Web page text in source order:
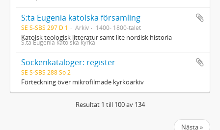
S:ta Eugenia katolska församling
SE S-SBS 297 D 1 Arkiv 1400- 1800-talet
Katolsk teologisk litteratur samt lite nordisk historia
S:ta Eugenia katolska kyrka
Sockenkataloger: register
SE S-SBS 288 So 2
Förteckning över mikrofilmade kyrkoarkiv
Resultat 1 till 100 av 134
Nästa »